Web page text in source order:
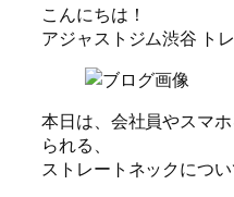
こんにちは！
アジャストジム渋谷 ト
本日は、会社員やスマ
られる、
ストレートネックについ